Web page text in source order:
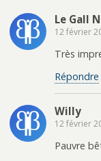
Le Gall
12 février
Très
Répondre
Willy
12 février
Pauvre